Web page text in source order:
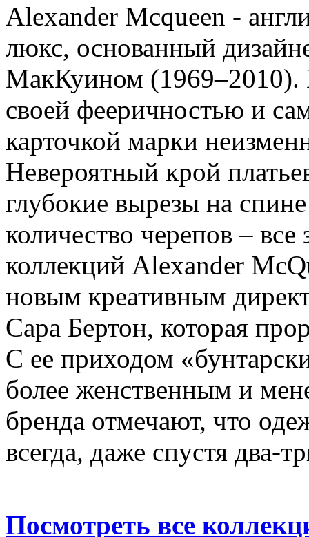
Alexander Mcqueen -
люкс, основанный
МакКуином (1969–2010).
своей фееричностью и
карточкой марки
Невероятный крой
глубокие вырезы на
количество черепов –
коллекций Alexander
новым креативным
Сара Бертон, которая
С ее приходом
более женственным и
бренда отмечают, что
всегда, даже спустя два-
Посмотреть все